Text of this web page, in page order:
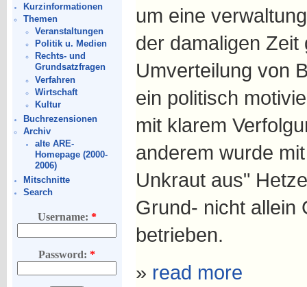
Kurzinformationen
Themen
Veranstaltungen
Politik u. Medien
Rechts- und
Grundsatzfragen
Verfahren
Wirtschaft
Kultur
Buchrezensionen
Archiv
alte ARE-
Homepage (2000-
2006)
Mitschnitte
Search
Username: *
Password:*
um eine
der damaligen Zeit
Umverteilung von
ein politisch
mit klarem
anderem wurde
Unkraut aus"
Grund- nicht allein
betrieben.
» read more